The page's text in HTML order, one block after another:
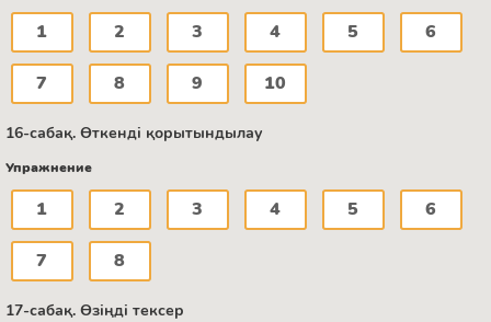
1 2 3 4 5 6
7 8 9 10
16-сабақ. Өткенді қорытындылау
Упражнение
1 2 3 4 5 6
7 8
17-сабақ. Өзіңді тексер